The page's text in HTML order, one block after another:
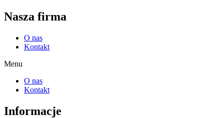
Nasza firma
O nas
Kontakt
Menu
O nas
Kontakt
Informacje